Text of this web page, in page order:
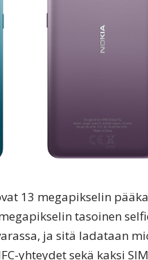
13 megapikselin
tasoinen
ja sitä ladataan
yhteydet sekä kaksi